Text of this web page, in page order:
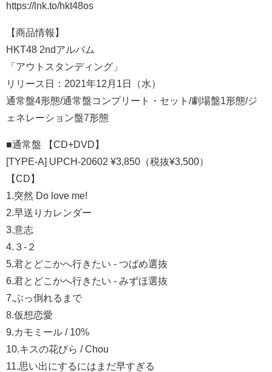
https://lnk.to/hkt48os
【商品情報】
HKT48 2ndアルバム
「アウトスタンディング」
リリース日：2021年12月1日（水）
通常盤4形態/通常盤コンプリート・セット/劇場盤1形態/ジ
ェネレーション盤7形態
■通常盤 【CD+DVD】
[TYPE-A] UPCH-20602 ¥3,850（税抜¥3,500）
【CD】
1.突然 Do love me!
2.早送りカレンダー
3.意志
4.３-２
5.君とどこかへ行きたい - つばめ選抜
6.君とどこかへ行きたい - みずほ選抜
7.ぶっ倒れるまで
8.仮想恋愛
9.カモミール / 10%
10.キスの花びら / Chou
11.思い出にするにはまだ早すぎる